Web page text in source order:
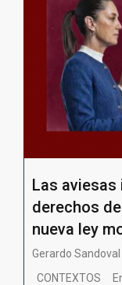
Las
derechos
nueva ley
Gerardo
CONTEXTOS